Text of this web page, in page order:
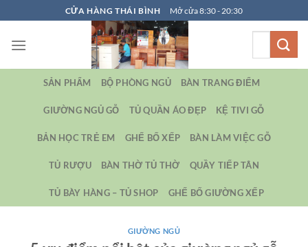
qua
nội
CỬA HÀNG THÁI BÌNH Mở cửa 8:30 - 20:30
SẢN PHẨM BỘ PHÒNG NGỦ BÀN TRANG ĐIỂM
GIƯỜNG NGỦ GỖ TỦ QUẦN ÁO ĐẸP KỆ TIVI GỖ
BẢN HỌC TRẺ EM GHẾ BỐ XẾP BÀN LÀM VIỆC GỖ
TỦ RƯỢU BÀN THỜ TỦ THỜ QUẦY TIẾP TÂN
TỦ BÀY HÀNG – TỦ SHOP GHẾ BỐ GIƯỜNG XẾP
GIƯỜNG NGỦ